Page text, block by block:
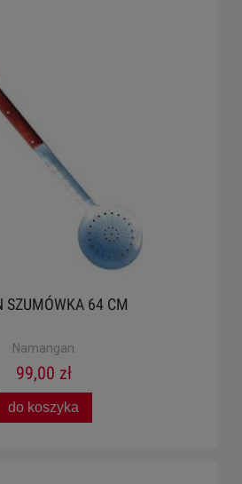
SZUMÓWKA 64 CM
Namangan
99,00 zł
do koszyka